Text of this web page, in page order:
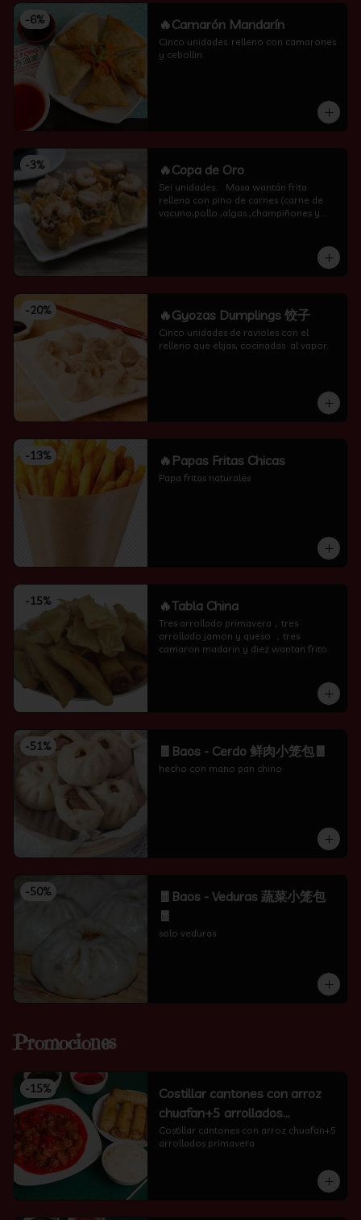
-6% 🔥Camarón Mandarín
Cinco unidades. relleno con camarones
y cebollin
-3% 🔥Copa de Oro
Sei unidades..   Masa wantán frita
rellena con pino de carnes (carne de
vacuno,pollo ,algas ,champiñones y
-20% 🔥Gyozas Dumplings 饺子
Cinco unidades de ravioles con el
relleno que elijas, cocinadas  al vapor.
-13% 🔥Papas Fritas Chicas
Papa fritas naturales
-15% 🔥Tabla China
Tres arrollado primavera，tres
arrollado jamon y queso ，tres
camaron madarin y diez wantan frito.
-51% 🧧Baos - Cerdo 鲜肉小笼包🧧
hecho con mano pan chino
-50%
🧧Baos - Veduras 蔬菜小笼包
solo veduras
Promociones
-15%
Costillar cantones con arroz
chuafan+5 arrollados
primavera
Costillar cantones con arroz chuafan+5
arrollados primavera